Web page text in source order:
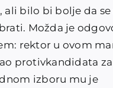
ali bilo bi bolje da
Možda je
rektor u ovom
protivkandidata
izboru mu je